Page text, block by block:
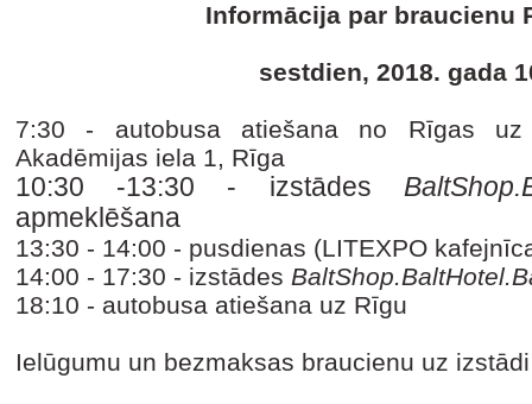
Informācija par braucienu
sestdien, 2018. gada
7:30 - autobusa atiešana no Rīgas uz
Akadēmijas iela 1, Rīga
10:30 -13:30 - izstādes
apmeklēšana
13:30 - 14:00 - pusdienas (LITEXPO
14:00 - 17:30 - izstādes
18:10 - autobusa atiešana uz Rīgu
Ielūgumu un bezmaksas braucienu uz